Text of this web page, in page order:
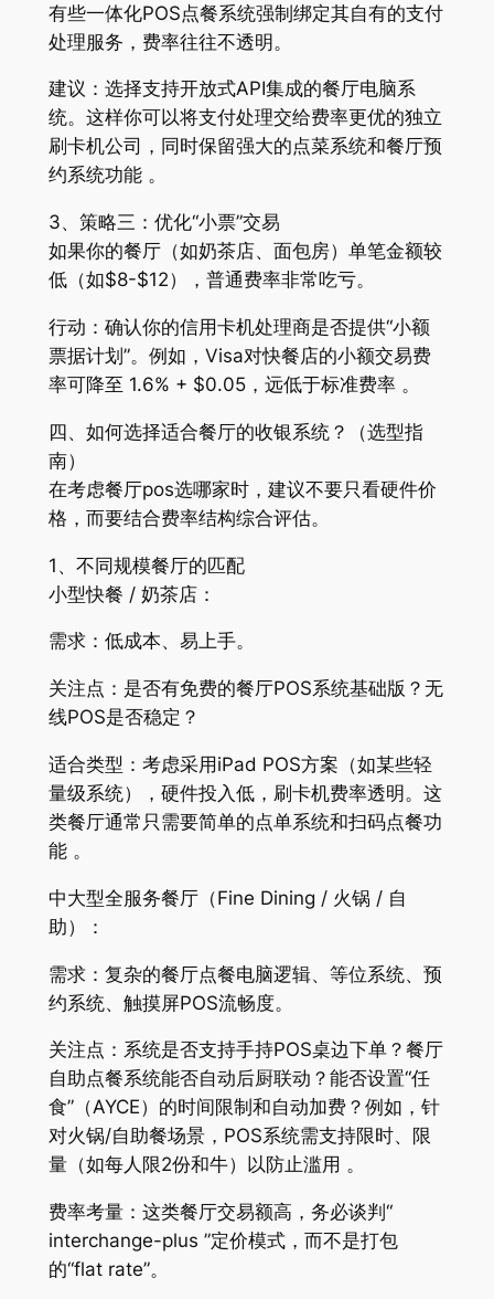
有些一体化POS点餐系统强制绑定其自有的支付
处理服务，费率往往不透明。
建议：选择支持开放式API集成的餐厅电脑系
统。这样你可以将支付处理交给费率更优的独立
刷卡机公司，同时保留强大的点菜系统和餐厅预
约系统功能 。
3、策略三：优化“小票”交易
如果你的餐厅（如奶茶店、面包房）单笔金额较
低（如$8-$12），普通费率非常吃亏。
行动：确认你的信用卡机处理商是否提供“小额
票据计划”。例如，Visa对快餐店的小额交易费
率可降至 1.6% + $0.05，远低于标准费率 。
四、如何选择适合餐厅的收银系统？（选型指
南）
在考虑餐厅pos选哪家时，建议不要只看硬件价
格，而要结合费率结构综合评估。
1、不同规模餐厅的匹配
小型快餐 / 奶茶店：
需求：低成本、易上手。
关注点：是否有免费的餐厅POS系统基础版？无
线POS是否稳定？
适合类型：考虑采用iPad POS方案（如某些轻
量级系统），硬件投入低，刷卡机费率透明。这
类餐厅通常只需要简单的点单系统和扫码点餐功
能 。
中大型全服务餐厅（Fine Dining / 火锅 / 自
助）：
需求：复杂的餐厅点餐电脑逻辑、等位系统、预
约系统、触摸屏POS流畅度。
关注点：系统是否支持手持POS桌边下单？餐厅
自助点餐系统能否自动后厨联动？能否设置“任
食”（AYCE）的时间限制和自动加费？例如，针
对火锅/自助餐场景，POS系统需支持限时、限
量（如每人限2份和牛）以防止滥用 。
费率考量：这类餐厅交易额高，务必谈判“
interchange-plus ”定价模式，而不是打包
的“flat rate”。